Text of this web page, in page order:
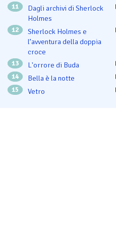
11
Dagli archivi di Sherlock
Holmes
12
Sherlock Holmes e
l’avventura della doppia
croce
13 L'orrore di Buda
14 Bella è la notte
15 Vetro